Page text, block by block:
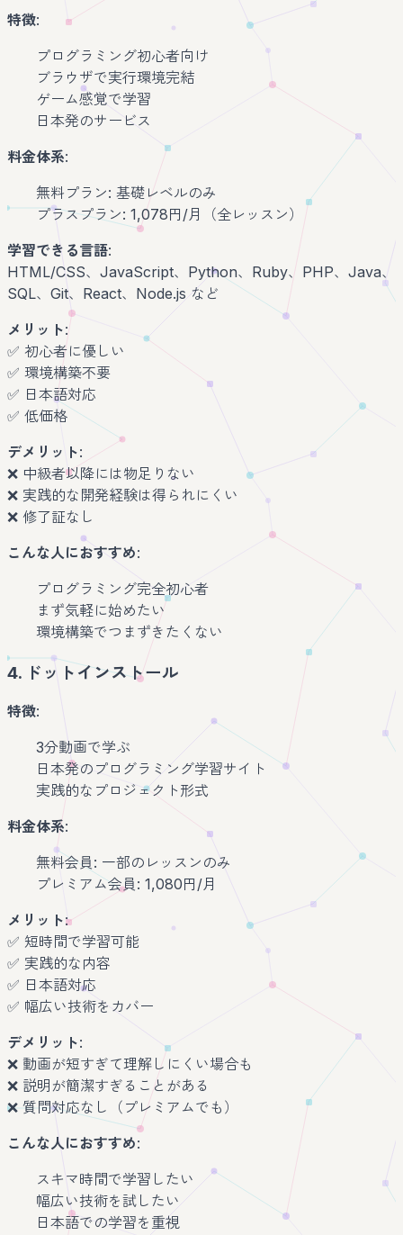
特徴:
プログラミング初心者向け
ブラウザで実行環境完結
ゲーム感覚で学習
日本発のサービス
料金体系:
無料プラン: 基礎レベルのみ
プラスプラン: 1,078円/月（全レッスン）
学習できる言語:
HTML/CSS、JavaScript、Python、Ruby、PHP、Java、
SQL、Git、React、Node.js など
メリット:
✅ 初心者に優しい
✅ 環境構築不要
✅ 日本語対応
✅ 低価格
デメリット:
❌ 中級者以降には物足りない
❌ 実践的な開発経験は得られにくい
❌ 修了証なし
こんな人におすすめ:
プログラミング完全初心者
まず気軽に始めたい
環境構築でつまずきたくない
4. ドットインストール
特徴:
3分動画で学ぶ
日本発のプログラミング学習サイト
実践的なプロジェクト形式
料金体系:
無料会員: 一部のレッスンのみ
プレミアム会員: 1,080円/月
メリット:
✅ 短時間で学習可能
✅ 実践的な内容
✅ 日本語対応
✅ 幅広い技術をカバー
デメリット:
❌ 動画が短すぎて理解しにくい場合も
❌ 説明が簡潔すぎることがある
❌ 質問対応なし（プレミアムでも）
こんな人におすすめ:
スキマ時間で学習したい
幅広い技術を試したい
日本語での学習を重視